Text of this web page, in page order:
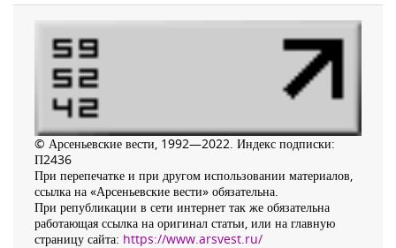
© Арсеньевские вести, 1992—2022. Индекс подписки:
П2436
При перепечатке и при другом использовании материалов,
ссылка на «Арсеньевские вести» обязательна.
При републикации в сети интернет так же обязательна
работающая ссылка на оригинал статьи, или на главную
страницу сайта: https://www.arsvest.ru/